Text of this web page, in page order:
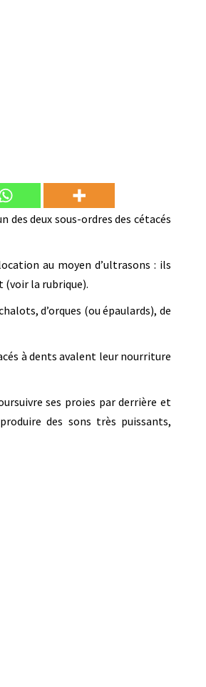
des deux sous-ordres des cétacés
au moyen d’ultrasons : ils
(voir la rubrique).
d’orques (ou épaulards), de
à dents avalent leur nourriture
ses proies par derrière et
des sons très puissants,